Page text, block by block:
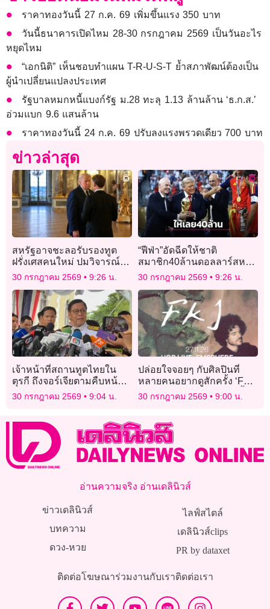
ราคาทองวันนี้ 27 ก.ค. 69 เพิ่มขึ้นแรง 350 บาท
วันนี้ธนาคารเปิดไหม 28-30 กรกฎาคม 2569 เป็นวันอะไร
หยุดไหม
“เอกนิติ” เห็นชอบทำแผน T-R-U-S-T ย้ำสภาพัฒน์ต้องเป็น
ผู้นำเปลี่ยนแปลงประเทศ
รัฐบาลหมกหนี้แบงก์รัฐ ม.28 ทะลุ 1.13 ล้านล้าน ‘ธ.ก.ส.’
อ่วมแบก 9.6 แสนล้าน
ราคาทองวันนี้ 24 ก.ค. 69 ปรับลงแรงพรวดเดียว 700 บาท
ข่าวล่าสุด
สหรัฐอาจชะลอรับรองทูต
ฝรั่งเศสคนใหม่ ปมวิจารณ์
สิทธิมนุษยชน
30 กรกฎาคม 2569 9:26 น.
“ฟีฟ่า”อัดฉีดให้ชาติ
สมาชิก40ล้านดอลลาร์สหรัฐ
ถ้าสนับสนุนแผนขายหุ้น
30 กรกฎาคม 2569 9:26 น.
เจ้าหน้าที่สถานทูตไทยใน
ตุรกี ถึงจอร์เจียตามคืบหน้า
เหตุ’ฮลุน โซโล’ เสียชีวิต
30 กรกฎาคม 2569 9:04 น.
ปล่อยใจจอยๆ กับศิลปินที่
หลายคนอยากดูสักครั้ง ‘FKJ
– Tyber Tour’ ที่ไทยแน่ๆสิ้นปี
30 กรกฎาคม 2569 9:00 น.
อ่านความจริง อ่านเดลินิวส์
ข่าวเดลินิวส์
บทความ
ดวง-หวย
ไลฟ์สไตล์
เดลินิวส์clips
PR by dataxet
ติดต่อโฆษณาร่วมงานกับเราติดต่อเรา